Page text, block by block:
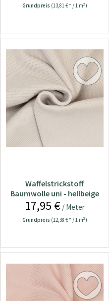
Grundpreis (13,81 € * / 1 m²)
Waffelstrickstoff
Baumwolle uni - hellbeige
17,95 €/ Meter
Grundpreis (12,38 € * / 1 m²)